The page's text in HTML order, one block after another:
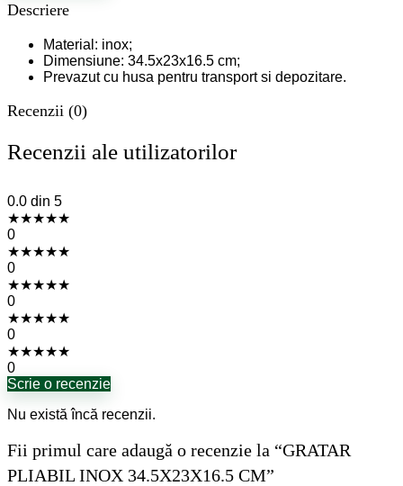
Descriere
Material: inox;
Dimensiune: 34.5x23x16.5 cm;
Prevazut cu husa pentru transport si depozitare.
Recenzii (0)
Recenzii ale utilizatorilor
0.0 din 5
★★★★★
0
★★★★★
0
★★★★★
0
★★★★★
0
★★★★★
0
Scrie o recenzie
Nu există încă recenzii.
Fii primul care adaugă o recenzie la “GRATAR
PLIABIL INOX 34.5X23X16.5 CM”